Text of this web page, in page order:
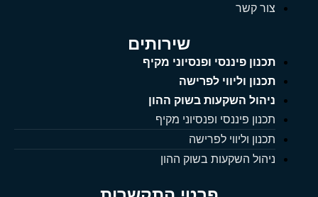
צור קשר
שירותים
תכנון פיננסי ופנסיוני מקיף
תכנון וליווי לפרישה
ניהול השקעות בשוק ההון
תכנון פיננסי ופנסיוני מקיף
תכנון וליווי לפרישה
ניהול השקעות בשוק ההון